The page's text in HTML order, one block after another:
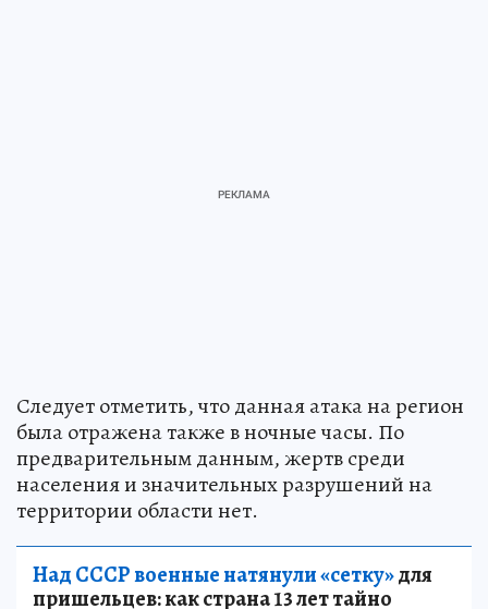
Следует отметить, что данная атака на регион
была отражена также в ночные часы. По
предварительным данным, жертв среди
населения и значительных разрушений на
территории области нет.
Над СССР военные натянули «сетку»для
пришельцев: как страна 13 лет тайно